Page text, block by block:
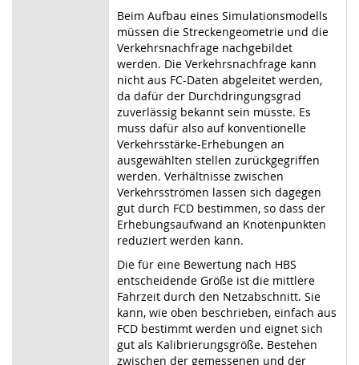
Beim Aufbau eines Simulationsmodells
müssen die Streckengeometrie und die
Verkehrsnachfrage nachgebildet
werden. Die Verkehrsnachfrage kann
nicht aus FC-Daten abgeleitet werden,
da dafür der Durchdringungsgrad
zuverlässig bekannt sein müsste. Es
muss dafür also auf konventionelle
Verkehrsstärke-Erhebungen an
ausgewählten stellen zurückgegriffen
werden. Verhältnisse zwischen
Verkehrsströmen lassen sich dagegen
gut durch FCD bestimmen, so dass der
Erhebungsaufwand an Knotenpunkten
reduziert werden kann.
Die für eine Bewertung nach HBS
entscheidende Größe ist die mittlere
Fahrzeit durch den Netzabschnitt. Sie
kann, wie oben beschrieben, einfach aus
FCD bestimmt werden und eignet sich
gut als Kalibrierungsgröße. Bestehen
zwischen der gemessenen und der